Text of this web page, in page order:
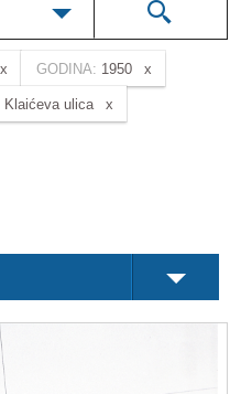
GODINA: 1950
Klaićeva ulica